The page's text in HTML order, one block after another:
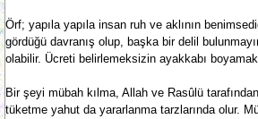
Örf; yapıla yapıla insan ruh ve aklının
gördüğü davranış olup, başka bir delil
olabilir. Ücreti belirlemeksizin ayakkabı
Bir şeyi mübah kılma, Allah ve Rasûlü
tüketme yahut da yararlanma tarzlarında olur.